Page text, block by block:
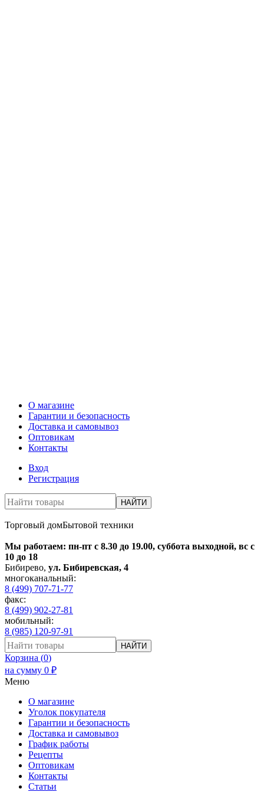
О магазине
Гарантии и безопасность
Доставка и самовывоз
Оптовикам
Контакты
Вход
Регистрация
НАЙТИ
Торговый домБытовой техники
Мы работаем: пн-пт с 8.30 до 19.00, суббота выходной, вс с
10 до 18
Бибирево, ул. Бибиревская, 4
многоканальный:
8 (499) 707-71-77
факс:
8 (499) 902-27-81
мобильный:
8 (985) 120-97-91
НАЙТИ
Корзина (0)
на сумму 0 ₽
Меню
О магазине
Уголок покупателя
Гарантии и безопасность
Доставка и самовывоз
График работы
Рецепты
Оптовикам
Контакты
Статьи